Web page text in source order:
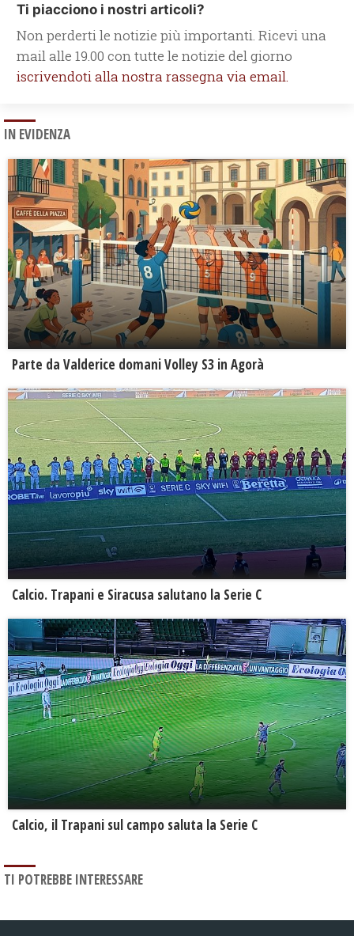
Ti piacciono i nostri articoli?
Non perderti le notizie più importanti. Ricevi una
mail alle 19.00 con tutte le notizie del giorno
iscrivendoti alla nostra rassegna via email.
IN EVIDENZA
Parte da Valderice domani Volley S3 in Agorà
Calcio. Trapani e Siracusa salutano la Serie C
Calcio, il Trapani sul campo saluta la Serie C
TI POTREBBE INTERESSARE